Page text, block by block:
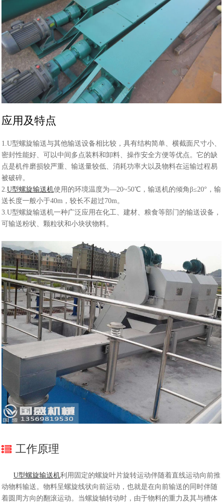
应用及特点
1.U型螺旋输送与其他输送设备相比较，具有结构简单、横截面尺寸小、
密封性能好、可以中间多点装料和卸料、操作安全方便等优点。它的缺
点是机件磨损较严重、输送量较低、消耗功率大以及物料在运输过程易
被破碎。
2.U型螺旋输送机使用的环境温度为—20~50℃，输送机的倾角β≤20°，输
送长度一般小于40m， 较长不超过70m。
3.U型螺旋输送机一种广泛应用在化工、建材、粮食等部门的输送设备，
可输送粉状、颗粒状和小块状物料。
工作原理
U型螺旋输送机利用固定的螺旋叶片旋转运动伴随着直线运动向前推
动物料输送。物料呈螺旋线状向前运动，也就是在向前输送的同时伴随
着圆周方向的翻滚运动。当螺旋轴转动时，由于物料的重力及其与槽体